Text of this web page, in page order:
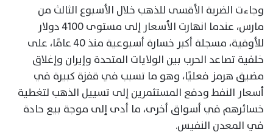
وجاءت الضربة الأقسى للذهب خلال الأسبوع الثالث من
مارس، عندما انهارت الأسعار إلى مستوى 4100 دولار
للأوقية، مسجلة أكبر خسارة أسبوعية منذ 40 عامًا، على
خلفية تصاعد الحرب بين الولايات المتحدة وإيران وإغلاق
مضيق هرمز فعليًا، وهو ما تسبب في قفزة كبيرة في
أسعار النفط ودفع المستثمرين إلى تسييل الذهب لتغطية
خسائرهم في أسواق أخرى، ما أدى إلى موجة بيع حادة
في المعدن النفيس.